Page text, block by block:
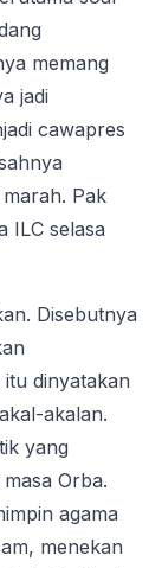
memang
jadi
cawapres
Pak
ILC selasa
Disebutnya
dinyatakan
akalan.
yang
Orba.
agama
menekan